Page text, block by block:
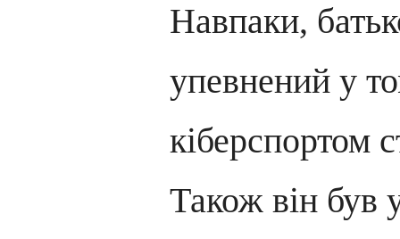
Навпаки,
упевнений у
кіберспортом
Також він був